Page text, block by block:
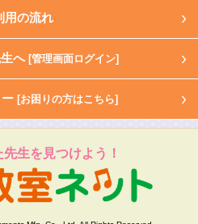
用の流れ
へ [管理画面ログイン]
[お困りの方はこちら]
生を見つけよう！